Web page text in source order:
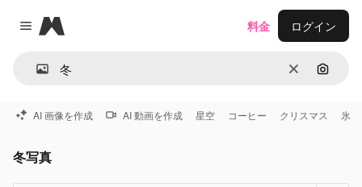
Close menu
Magnific
消去 画像で
料金 ログイン
AI 画像を作成 AI 動画を作成 星空 コーヒー クリスマス 氷
冬写真